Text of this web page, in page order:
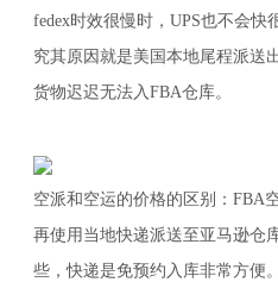
fedex时效很慢时，UPS也不会快
究其原因就是美国本地尾程派送
货物迟迟无法入FBA仓库。
空派和空运的价格的区别：FBA
再使用当地快递派送至亚马逊仓
些，快递是免预约入库非常方便